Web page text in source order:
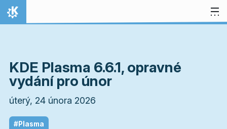
Přejít na obsah
Domů
KDE Plasma 6.6.1, opravné
vydání pro únor
úterý, 24 února 2026
#Plasma